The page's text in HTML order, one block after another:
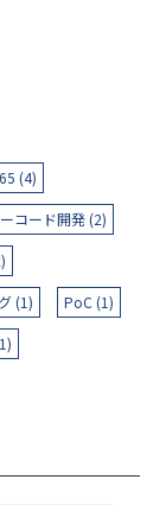
(4)
コード開発 (2)
(1) PoC (1)